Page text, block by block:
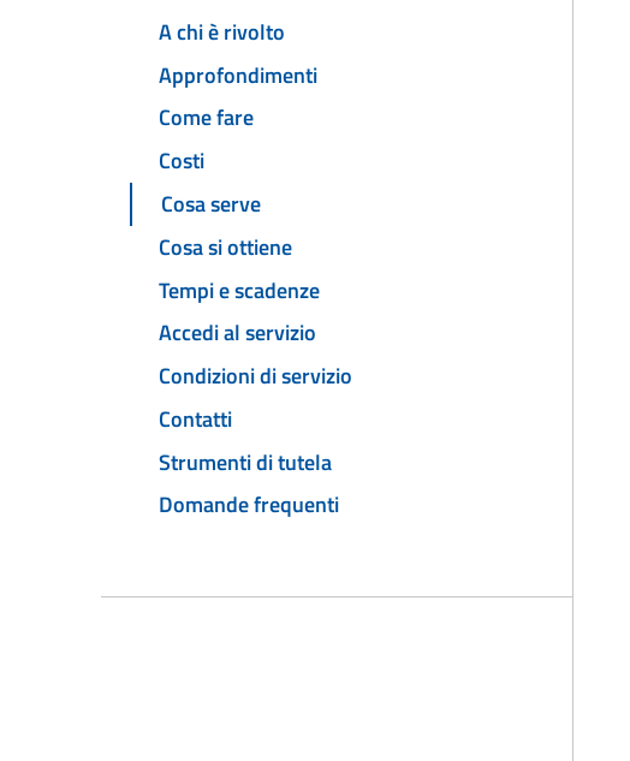
A chi è rivolto
Approfondimenti
Come fare
Costi
Cosa serve
Cosa si ottiene
Tempi e scadenze
Accedi al servizio
Condizioni di servizio
Contatti
Strumenti di tutela
Domande frequenti